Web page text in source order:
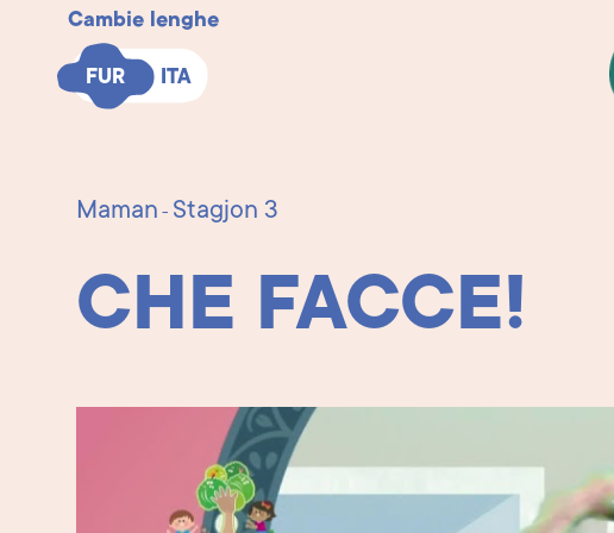
Cambie lenghe
FUR ITA
FUR ITA
Maman - Stagjon 3
CHE FACCE!